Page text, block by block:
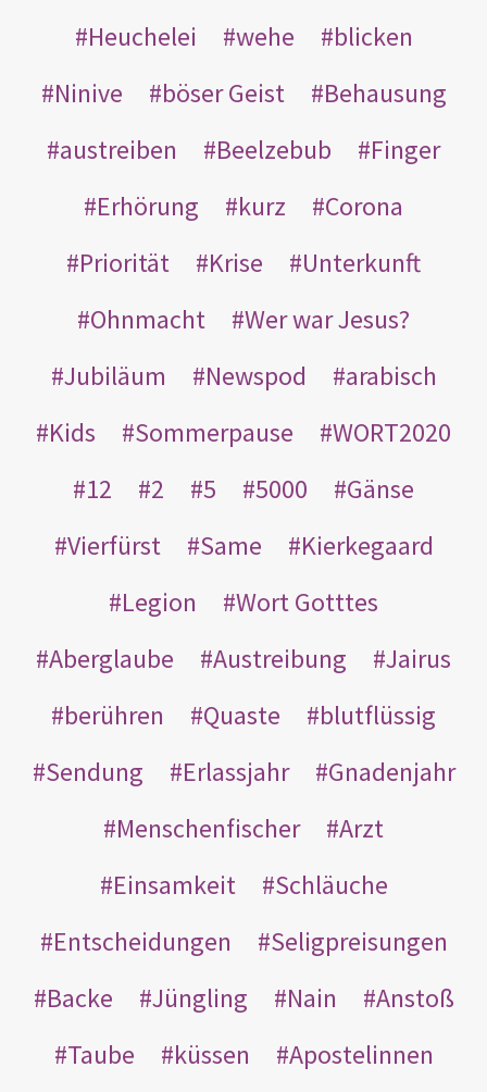
Heuchelei wehe
blicken
Ninive
böser Geist
Behausung
austreiben
Beelzebub
Finger
Erhörung
kurz
Corona
Priorität
Krise
Unterkunft
Ohnmacht
Wer war Jesus?
Jubiläum
Newspod
arabisch
Kids
Sommerpause
WORT2020
12
2 5 5000
Gänse
Vierfürst
Same
Kierkegaard
Legion
Wort Gotttes
Aberglaube
Austreibung
Jairus
berühren
Quaste
blutflüssig
Sendung
Erlassjahr
Gnadenjahr
Menschenfischer
Arzt
Einsamkeit
Schläuche
Entscheidungen
Seligpreisungen
Backe
Jüngling Nain
Anstoß
Taube
küssen
Apostelinnen